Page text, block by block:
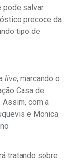
pode salvar
precoce da
tipo de
live, marcando o
Casa de
Assim, com a
e Monica
tratando sobre